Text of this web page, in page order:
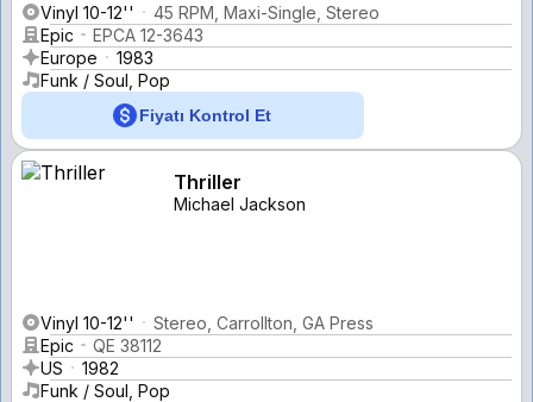
Vinyl 10-12''
45 RPM, Maxi-Single, Stereo
Epic
EPCA 12-3643
Europe
1983
Funk / Soul, Pop
Fiyatı Kontrol Et
Thriller
Michael Jackson
Vinyl 10-12''
Stereo, Carrollton, GA Press
Epic
QE 38112
US
1982
Funk / Soul, Pop